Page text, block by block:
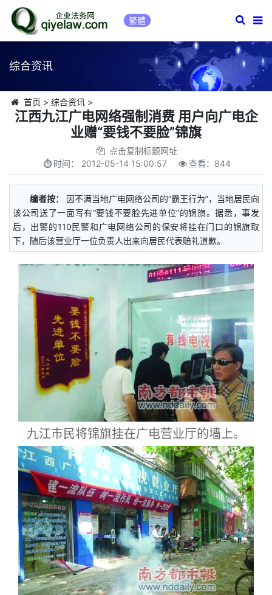
繁體
综合资讯
首页 > 综合资讯>
江西九江广电网络强制消费 用户向广电企
业赠“要钱不要脸”锦旗
点击复制标题网址
时间： 2012-05-14 15:00:57 查看： 844
编者按：
因不满当地广电网络公司的“霸王行为”，当地居民向
该公司送了一面写有“要钱不要脸先进单位”的锦旗。据悉，事发
后，出警的110民警和广电网络公司的保安将挂在门口的锦旗取
下，随后该营业厅一位负责人出来向居民代表赔礼道歉。
九江市民将锦旗挂在广电营业厅的墙上。